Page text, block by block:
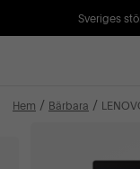
Sveriges
Hem Bärbara